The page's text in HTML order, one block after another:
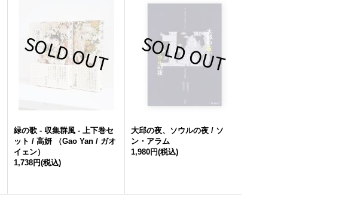
緑の歌 - 収集群風 - 上下巻セ
ット / 高妍 （Gao Yan / ガオ
イェン）
1,738円(税込)
大邱の夜、ソウルの夜 / ソ
ン・アラム
1,980円(税込)